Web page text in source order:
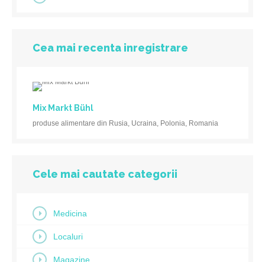
Cea mai recenta inregistrare
Mix Markt Bühl
produse alimentare din Rusia, Ucraina, Polonia, Romania
Cele mai cautate categorii
Medicina
Localuri
Magazine